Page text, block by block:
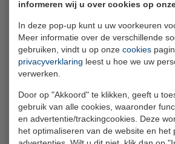
informeren wij u over cookies op
In deze pop-up kunt u uw voorkeuren
Meer informatie over de verschillende
gebruiken, vindt u op onze cookies
privacyverklaring leest u hoe we uw
verwerken.
Door op "Akkoord" te klikken, geeft u
gebruik van alle cookies, waaronder
en advertentie/trackingcookies. Deze
het optimaliseren van de website en het
Binnen4 werkdagenantwoord
Liever in gesprek met een
onderstaande nummers.
Bel de werknemerstelefoon